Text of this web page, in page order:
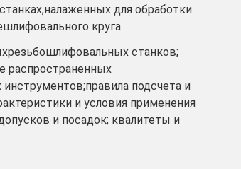
для обработки
круга.
станков;
распространенных
подсчета и
и условия применения
и посадок; квалитеты и